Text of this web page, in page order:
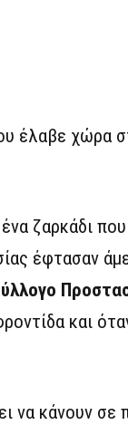
έλαβε χώρα
ένα ζαρκάδι
έφτασαν
και
να κάνουν